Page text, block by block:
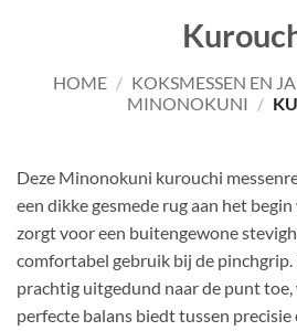
HOME / KOKSMESSEN EN
MINONOKUNI /
Deze Minonokuni kurouchi
een dikke gesmede rug aan het
zorgt voor een buitengewone
comfortabel gebruik bij de pinchgrip.
prachtig uitgedund naar de punt
perfecte balans biedt tussen